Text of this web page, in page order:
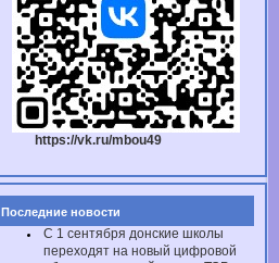
https://vk.ru/mbou49
Последние новости
С 1 сентября донские школы
переходят на новый цифровой